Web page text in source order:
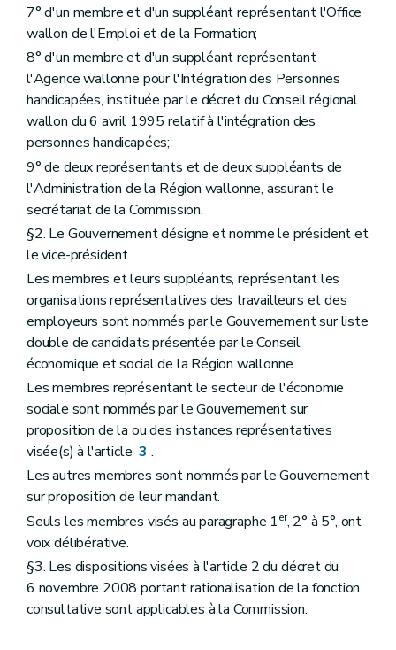
7° d'un membre et d'un suppléant représentant l'Office
wallon de l'Emploi et de la Formation;
8° d'un membre et d'un suppléant représentant
l'Agence wallonne pour l'Intégration des Personnes
handicapées, instituée par le décret du Conseil régional
wallon du 6 avril 1995 relatif à l'intégration des
personnes handicapées;
9° de deux représentants et de deux suppléants de
l'Administration de la Région wallonne, assurant le
secrétariat de la Commission.
§2. Le Gouvernement désigne et nomme le président et
le vice-président.
Les membres et leurs suppléants, représentant les
organisations représentatives des travailleurs et des
employeurs sont nommés par le Gouvernement sur liste
double de candidats présentée par le Conseil
économique et social de la Région wallonne.
Les membres représentant le secteur de l'économie
sociale sont nommés par le Gouvernement sur
proposition de la ou des instances représentatives
visée(s) à l'article3 .
Les autres membres sont nommés par le Gouvernement
sur proposition de leur mandant.
Seuls les membres visés au paragraphe 1er, 2° à 5°, ont
voix délibérative.
§3. Les dispositions visées à l'article 2 du décret du
6 novembre 2008 portant rationalisation de la fonction
consultative sont applicables à la Commission.